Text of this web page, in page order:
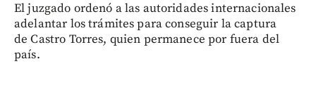
El juzgado ordenó a las autoridades internacionales
adelantar los trámites para conseguir la captura
de Castro Torres, quien permanece por fuera del
país.